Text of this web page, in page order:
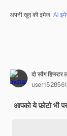
अपनी खुद की इमेज AI
दो स्वैग
आपको ये फ़ोटो भी